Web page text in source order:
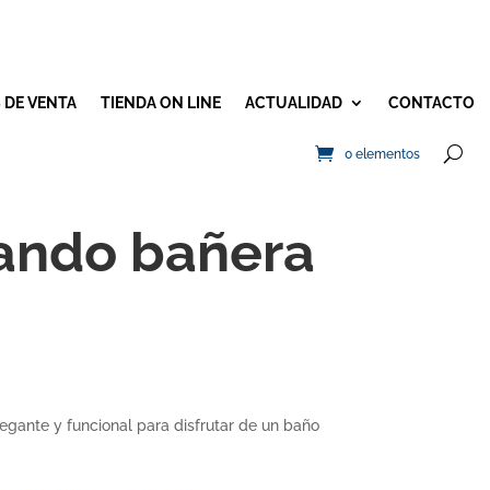
VENTA TIENDA ON LINE ACTUALIDAD CONTACTO
0 elementos
bañera
y funcional para disfrutar de un baño